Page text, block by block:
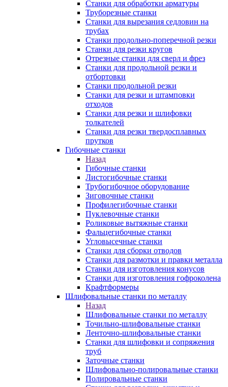
Станки для обработки арматуры
Труборезные станки
Станки для вырезания седловин на
трубаx
Станки продольно-поперечной резки
Станки для резки кругов
Отрезные станки для сверл и фрез
Станки для продольной резки и
отбортовки
Станки продольной резки
Станки для резки и штамповки
отходов
Станки для резки и шлифовки
толкателей
Станки для резки твердосплавных
прутков
Гибочные станки
Назад
Гибочные станки
Листогибочные станки
Трубогибочное оборудование
Зиговочные станки
Профилегибочные станки
Пуклевочные станки
Роликовые вытяжные станки
Фальцегибочные станки
Угловысечные станки
Станки для сборки отводов
Станки для размотки и правки металла
Станки для изготовления конусов
Станки для изготовления гофроколена
Крафтформеры
Шлифовальные станки по металлу
Назад
Шлифовальные станки по металлу
Точильно-шлифовальные станки
Ленточно-шлифовальные станки
Станки для шлифовки и сопряжения
труб
Заточные станки
Шлифовально-полировальные станки
Полировальные станки